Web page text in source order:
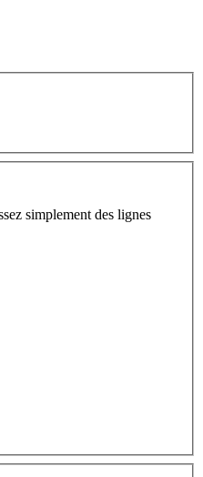
simplement des lignes